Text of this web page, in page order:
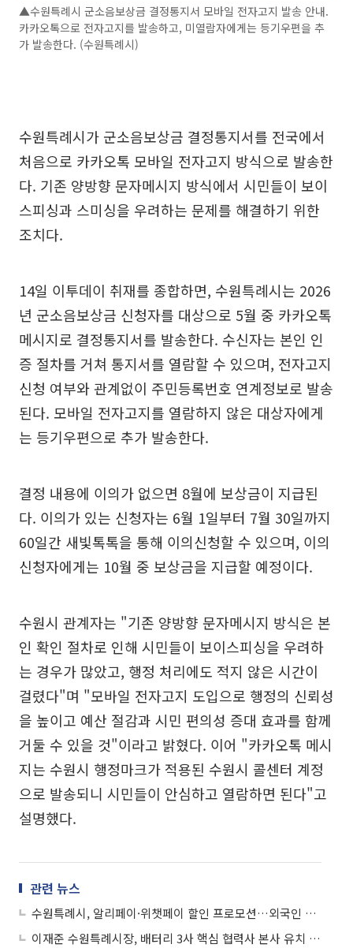
▲수원특례시 군소음보상금 결정통지서 모바일 전자고지 발송 안내.
카카오톡으로 전자고지를 발송하고, 미열람자에게는 등기우편을 추
가 발송한다. (수원특례시)
수원특례시가 군소음보상금 결정통지서를 전국에서
처음으로 카카오톡 모바일 전자고지 방식으로 발송한
다. 기존 양방향 문자메시지 방식에서 시민들이 보이
스피싱과 스미싱을 우려하는 문제를 해결하기 위한
조치다.
14일 이투데이 취재를 종합하면, 수원특례시는 2026
년 군소음보상금 신청자를 대상으로 5월 중 카카오톡
메시지로 결정통지서를 발송한다. 수신자는 본인 인
증 절차를 거쳐 통지서를 열람할 수 있으며, 전자고지
신청 여부와 관계없이 주민등록번호 연계정보로 발송
된다. 모바일 전자고지를 열람하지 않은 대상자에게
는 등기우편으로 추가 발송한다.
결정 내용에 이의가 없으면 8월에 보상금이 지급된
다. 이의가 있는 신청자는 6월 1일부터 7월 30일까지
60일간 새빛톡톡을 통해 이의신청할 수 있으며, 이의
신청자에게는 10월 중 보상금을 지급할 예정이다.
수원시 관계자는 "기존 양방향 문자메시지 방식은 본
인 확인 절차로 인해 시민들이 보이스피싱을 우려하
는 경우가 많았고, 행정 처리에도 적지 않은 시간이
걸렸다"며 "모바일 전자고지 도입으로 행정의 신뢰성
을 높이고 예산 절감과 시민 편의성 증대 효과를 함께
거둘 수 있을 것"이라고 밝혔다. 이어 "카카오톡 메시
지는 수원시 행정마크가 적용된 수원시 콜센터 계정
으로 발송되니 시민들이 안심하고 열람하면 된다"고
설명했다.
관련 뉴스
수원특례시, 알리페이·위챗페이 할인 프로모션…외국인 관광객 결제장벽 허문다
이재준 수원특례시장, 배터리 3사 핵심 협력사 본사 유치 성공…민선8기 27호 투자협약